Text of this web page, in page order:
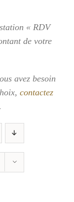
« RDV
de votre
avez besoin
contactez